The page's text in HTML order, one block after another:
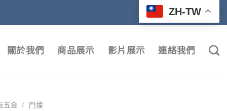
ZH-TW
關於我們 商品展示 影片展示 連絡我們
五金 / 門擋